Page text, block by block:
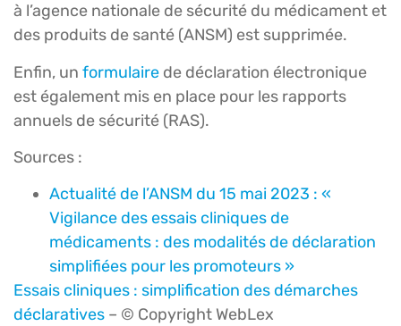
à l’agence nationale de sécurité du médicament et
des produits de santé (ANSM) est supprimée.
Enfin, un formulaire de déclaration électronique
est également mis en place pour les rapports
annuels de sécurité (RAS).
Sources :
Actualité de l’ANSM du 15 mai 2023 : «
Vigilance des essais cliniques de
médicaments : des modalités de déclaration
simplifiées pour les promoteurs »
Essais cliniques : simplification des démarches
déclaratives – © Copyright WebLex